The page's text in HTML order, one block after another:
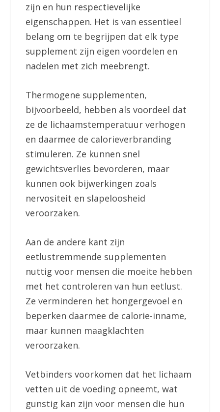
zijn en hun respectievelijke
eigenschappen. Het is van essentieel
belang om te begrijpen dat elk type
supplement zijn eigen voordelen en
nadelen met zich meebrengt.
Thermogene supplementen,
bijvoorbeeld, hebben als voordeel dat
ze de lichaamstemperatuur verhogen
en daarmee de calorieverbranding
stimuleren. Ze kunnen snel
gewichtsverlies bevorderen, maar
kunnen ook bijwerkingen zoals
nervositeit en slapeloosheid
veroorzaken.
Aan de andere kant zijn
eetlustremmende supplementen
nuttig voor mensen die moeite hebben
met het controleren van hun eetlust.
Ze verminderen het hongergevoel en
beperken daarmee de calorie-inname,
maar kunnen maagklachten
veroorzaken.
Vetbinders voorkomen dat het lichaam
vetten uit de voeding opneemt, wat
gunstig kan zijn voor mensen die hun